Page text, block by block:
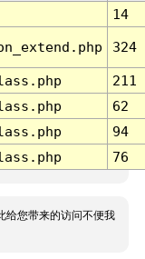
14
324
211
62
94
76
给您带来的访问不便我